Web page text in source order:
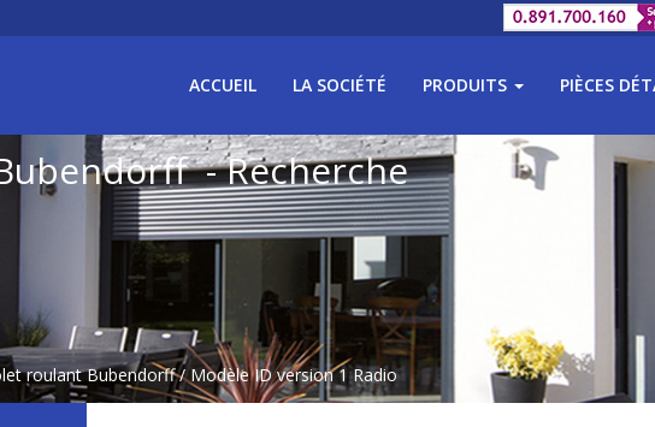
ACCUEIL LA SOCIÉTÉ PRODUITS PIÈCES
- Recherche
roulant Bubendorff / Modèle ID version 1 Radio